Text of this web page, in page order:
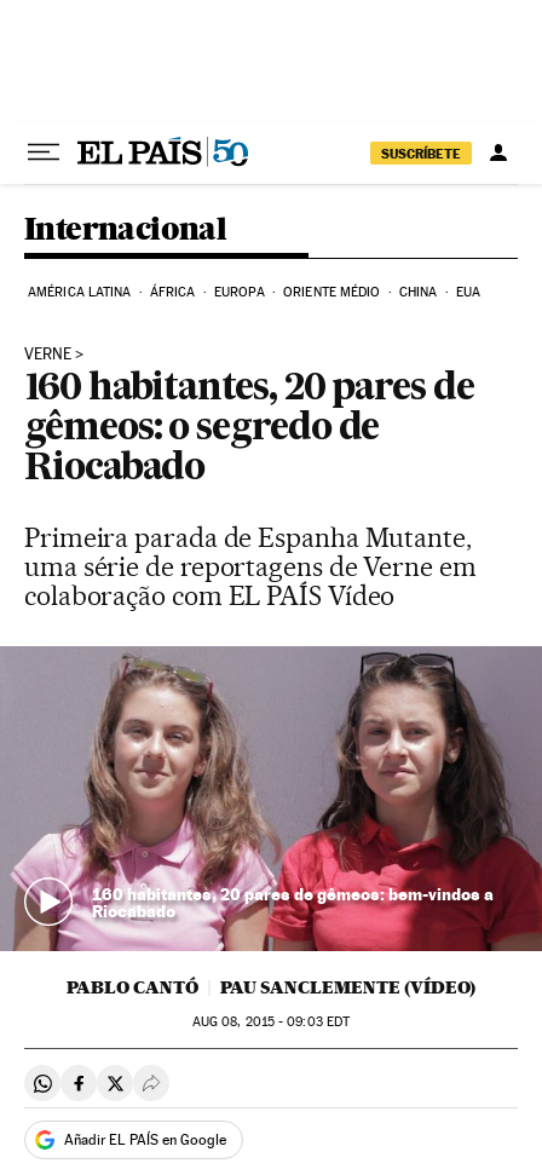
SUSCRÍBETE
Internacional
AMÉRICA LATINA ÁFRICA EUROPA ORIENTE MÉDIO CHINA EUA
VERNE
160 habitantes, 20 pares de
gêmeos: o segredo de
Riocabado
Primeira parada de Espanha Mutante,
uma série de reportagens de Verne em
colaboração com EL PAÍS Vídeo
160 habitantes, 20 pares de gêmeos: bem-vindos a
Riocabado
PABLO CANTÓ PAU SANCLEMENTE (VÍDEO)
AUG 08, 2015 - 09:03EDT
Compartir en Whatsapp
Compartir en Facebook
Compartir en Twitter
Desplegar Redes Sociales
Añadir EL PAÍS en Google